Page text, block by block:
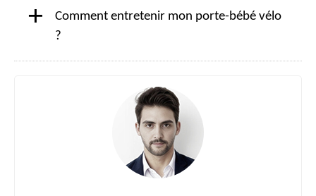
+
Comment entretenir mon porte-bébé vélo
?